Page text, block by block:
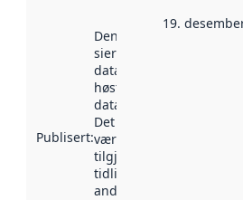
Publisert:
Denne datoen
sier når
datasettet ble
høstet av
data.norge.no.
Det kan ha
vært
tilgjengelig
tidligere
andre steder.
19.